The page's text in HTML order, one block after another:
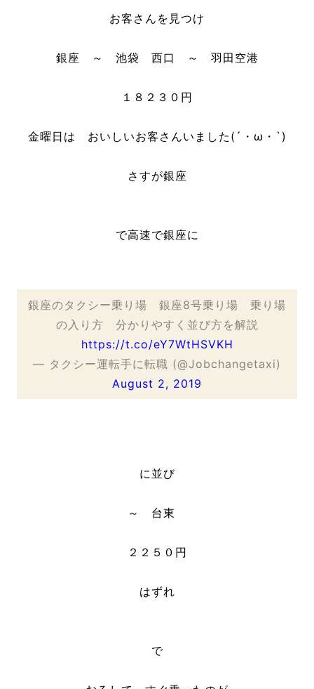
お客さんを見つけ
銀座 ～ 池袋 西口 ～ 羽田空港
１８２３０円
金曜日は おいしいお客さんいました(´・ω・`)
さすが銀座
で高速で銀座に
銀座のタクシー乗り場 銀座8号乗り場 乗り場
の入り方 分かりやすく並び方を解説
https://t.co/eY7WtHSVKH
— タクシー運転手に転職 (@Jobchangetaxi)
August 2, 2019
に並び
～ 台東
２２５０円
はずれ
で